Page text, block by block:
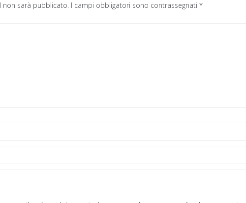
non sarà pubblicato. I campi obbligatori sono contrassegnati *